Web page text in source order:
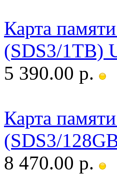
Карта
(SDS3/1TB)
5 390.00 р.
Карта
(SDS3/
8 470.00 р.